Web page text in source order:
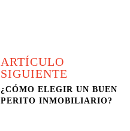
ARTÍCULO
SIGUIENTE
¿CÓMO ELEGIR UN BUEN
PERITO INMOBILIARIO?